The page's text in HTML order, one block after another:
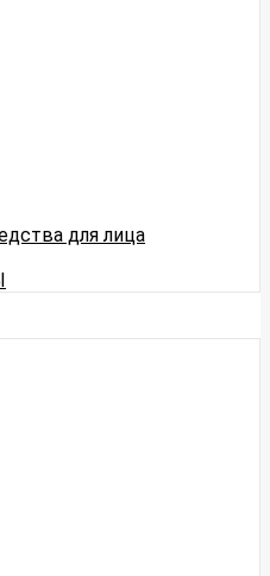
для лица